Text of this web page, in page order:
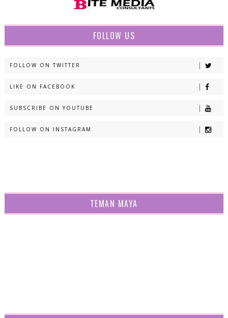
FOLLOW US
FOLLOW ON TWITTER
LIKE ON FACEBOOK
SUBSCRIBE ON YOUTUBE
FOLLOW ON INSTAGRAM
TEMAN MAYA